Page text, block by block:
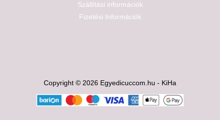
Szállítási információk
Fizetési Információk
Copyright © 2026 Egyedicuccom.hu - KiHa